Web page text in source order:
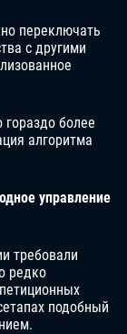
переключать
с другими
более
алгоритма
управление
требовали
редко
подобный